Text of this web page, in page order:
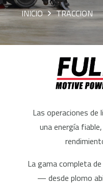
INICIO TRACCION
Las operaciones de
una energía
La gama completa
— desde plomo